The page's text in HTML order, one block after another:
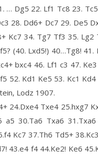
… Dg5 22. Lf1 Tc8 23.
28. Dd6+ Dc7 29. De5
Kc7 34. Tg7 Tf3 35. Lg2
(40. Lxd5!) 40…Tg8! 41.
bxc4 46. Lf1 c3 47.
52. Kd1 Ke5 53. Kc1 Kd4
Lodz 1907.
24.Dxe4 Txe4 25.hxg7
a5 30.Ta6 Txa6
Kc7 37.Th6 Td5+
43.e4 f4 44.Ke2! Ke6